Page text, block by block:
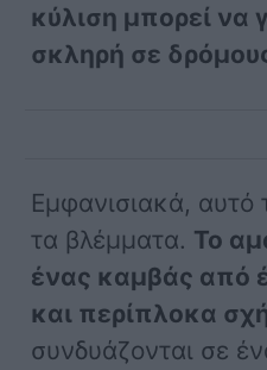
κύλιση μπορεί να
σκληρή σε
Εμφανισιακά, αυτό
τα βλέμματα. Το
ένας καμβάς από
και περίπλοκα
συνδυάζονται σε